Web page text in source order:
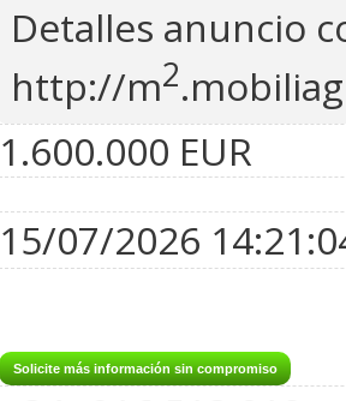
Detalles anuncio
http://m2
1.600.000 EUR
15/07/2026